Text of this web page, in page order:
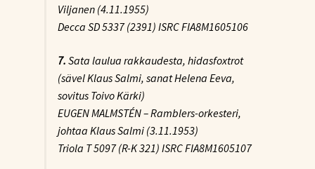
Viljanen (4.11.1955)
Decca SD 5337 (2391) ISRC FIA8M1605106
7. Sata laulua rakkaudesta, hidasfoxtrot
(sävel Klaus Salmi, sanat Helena Eeva,
sovitus Toivo Kärki)
EUGEN MALMSTÉN – Ramblers-orkesteri,
johtaa Klaus Salmi (3.11.1953)
Triola T 5097 (R-K 321) ISRC FIA8M1605107